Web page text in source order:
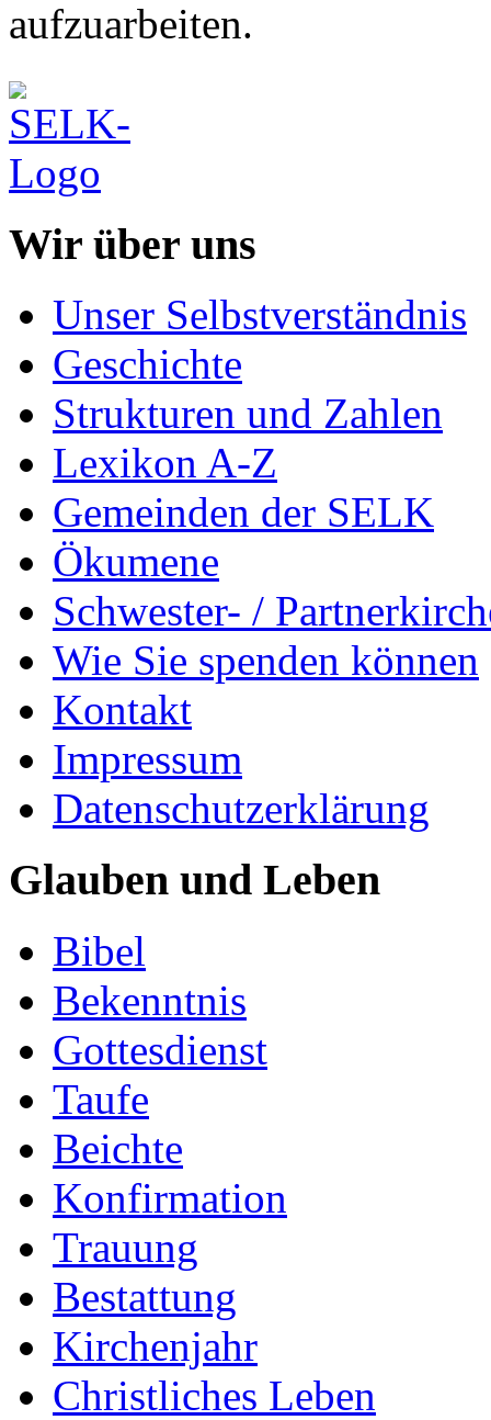
aufzuarbeiten.
Wir über uns
Unser Selbstverständnis
Geschichte
Strukturen und Zahlen
Lexikon A-Z
Gemeinden der SELK
Ökumene
Schwester- /
Wie Sie spenden können
Kontakt
Impressum
Datenschutzerklärung
Glauben und Leben
Bibel
Bekenntnis
Gottesdienst
Taufe
Beichte
Konfirmation
Trauung
Bestattung
Kirchenjahr
Christliches Leben